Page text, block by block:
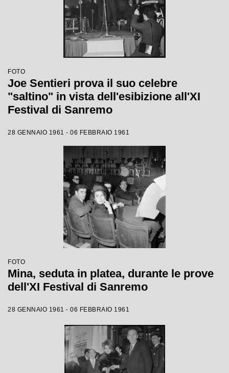
FOTO
Joe Sentieri prova il suo celebre
"saltino" in vista dell'esibizione all'XI
Festival di Sanremo
28 GENNAIO 1961 - 06 FEBBRAIO 1961
FOTO
Mina, seduta in platea, durante le prove
dell'XI Festival di Sanremo
28 GENNAIO 1961 - 06 FEBBRAIO 1961